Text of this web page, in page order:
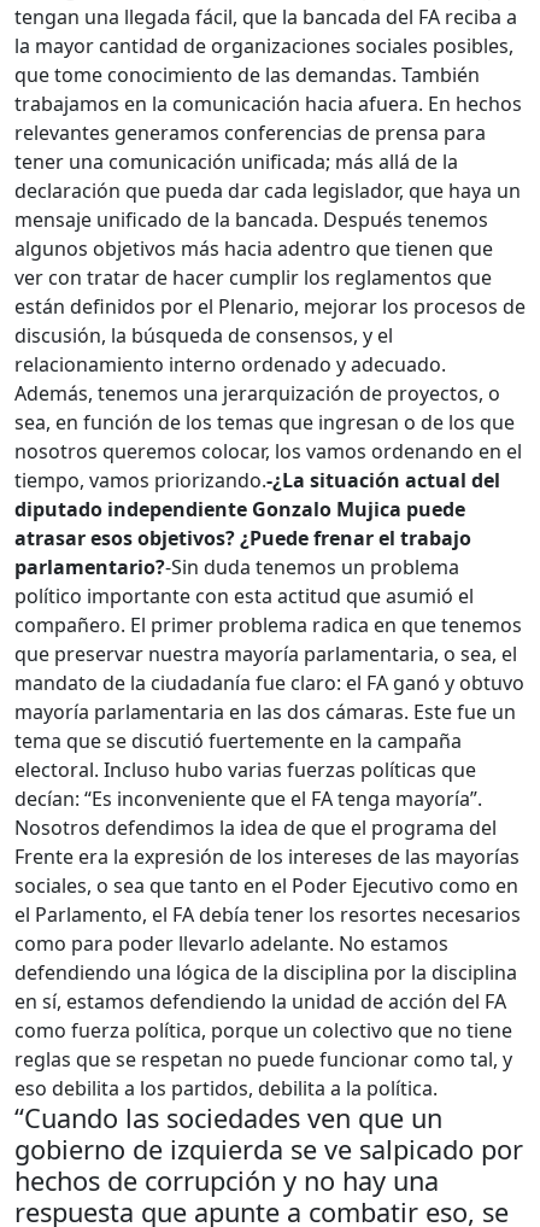
tengan una llegada fácil, que la bancada del FA reciba a
la mayor cantidad de organizaciones sociales posibles,
que tome conocimiento de las demandas. También
trabajamos en la comunicación hacia afuera. En hechos
relevantes generamos conferencias de prensa para
tener una comunicación unificada; más allá de la
declaración que pueda dar cada legislador, que haya un
mensaje unificado de la bancada. Después tenemos
algunos objetivos más hacia adentro que tienen que
ver con tratar de hacer cumplir los reglamentos que
están definidos por el Plenario, mejorar los procesos de
discusión, la búsqueda de consensos, y el
relacionamiento interno ordenado y adecuado.
Además, tenemos una jerarquización de proyectos, o
sea, en función de los temas que ingresan o de los que
nosotros queremos colocar, los vamos ordenando en el
tiempo, vamos priorizando.-¿La situación actual del
diputado independiente Gonzalo Mujica puede
atrasar esos objetivos? ¿Puede frenar el trabajo
parlamentario?-Sin duda tenemos un problema
político importante con esta actitud que asumió el
compañero. El primer problema radica en que tenemos
que preservar nuestra mayoría parlamentaria, o sea, el
mandato de la ciudadanía fue claro: el FA ganó y obtuvo
mayoría parlamentaria en las dos cámaras. Este fue un
tema que se discutió fuertemente en la campaña
electoral. Incluso hubo varias fuerzas políticas que
decían: “Es inconveniente que el FA tenga mayoría”.
Nosotros defendimos la idea de que el programa del
Frente era la expresión de los intereses de las mayorías
sociales, o sea que tanto en el Poder Ejecutivo como en
el Parlamento, el FA debía tener los resortes necesarios
como para poder llevarlo adelante. No estamos
defendiendo una lógica de la disciplina por la disciplina
en sí, estamos defendiendo la unidad de acción del FA
como fuerza política, porque un colectivo que no tiene
reglas que se respetan no puede funcionar como tal, y
eso debilita a los partidos, debilita a la política.
“Cuando las sociedades ven que un
gobierno de izquierda se ve salpicado por
hechos de corrupción y no hay una
respuesta que apunte a combatir eso, se